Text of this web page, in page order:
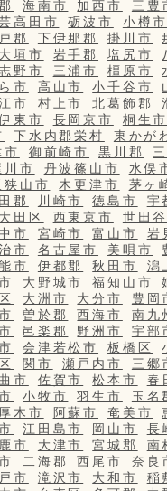
海南市 加西市 三豊
高田市 砺波市 小樽市
郡 下伊那郡 掛川市
大垣市 岩手郡 塩尻市
野市 三浦市 橿原市
市 高山市 小千谷市
市 村上市 北葛飾郡
東市 長岡京市 桐生市
下水内郡栄村 東かが
市 御前崎市 黒川郡
川市 丹波篠山市
水俣
狭山市 木更津市 茅ヶ
郡 川崎市 徳島市 宇
大田区 西東京市 世田
市 宮崎市 富山市 岩
市 名古屋市 美唄市
市 伊都郡 秋田市 潟
大野城市 福知山市
大洲市 大分市 豊岡
曽於郡 西海市 南九
邑楽郡 野洲市 宇部
会津若松市 板橋区
関市 瀬戸内市 三郷
市 佐賀市 松本市 春
小牧市 羽生市 玉名
厚木市 阿蘇市 奄美市
江田島市 岡山市 長
市 大津市 宮城郡 南
二海郡 西尾市 奈良
市 滝沢市 大和市
稲